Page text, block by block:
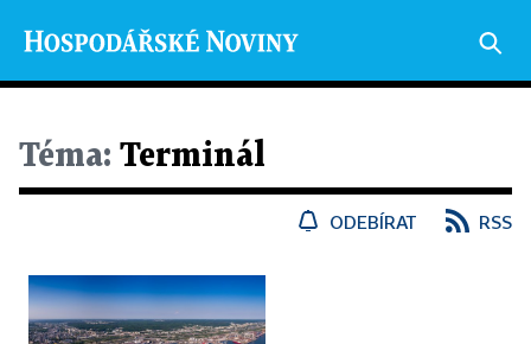
Téma: Terminál
ODEBÍRAT RSS